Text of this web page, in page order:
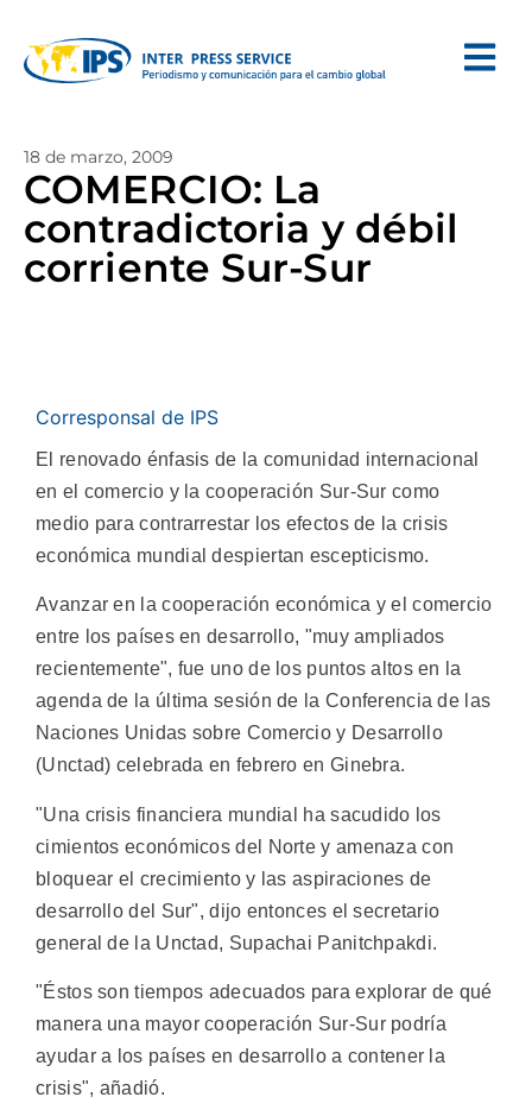
18 de marzo, 2009
COMERCIO: La
contradictoria y débil
corriente Sur-Sur
Corresponsal de IPS
El renovado énfasis de la comunidad internacional
en el comercio y la cooperación Sur-Sur como
medio para contrarrestar los efectos de la crisis
económica mundial despiertan escepticismo.
Avanzar en la cooperación económica y el comercio
entre los países en desarrollo, "muy ampliados
recientemente", fue uno de los puntos altos en la
agenda de la última sesión de la Conferencia de las
Naciones Unidas sobre Comercio y Desarrollo
(Unctad) celebrada en febrero en Ginebra.
"Una crisis financiera mundial ha sacudido los
cimientos económicos del Norte y amenaza con
bloquear el crecimiento y las aspiraciones de
desarrollo del Sur", dijo entonces el secretario
general de la Unctad, Supachai Panitchpakdi.
"Éstos son tiempos adecuados para explorar de qué
manera una mayor cooperación Sur-Sur podría
ayudar a los países en desarrollo a contener la
crisis", añadió.